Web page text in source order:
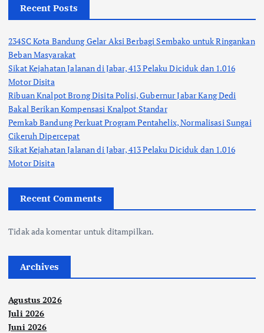
Recent Posts
234SC Kota Bandung Gelar Aksi Berbagi Sembako untuk Ringankan
Beban Masyarakat
Sikat Kejahatan Jalanan di Jabar, 413 Pelaku Diciduk dan 1.016
Motor Disita
Ribuan Knalpot Brong Disita Polisi, Gubernur Jabar Kang Dedi
Bakal Berikan Kompensasi Knalpot Standar
Pemkab Bandung Perkuat Program Pentahelix, Normalisasi Sungai
Cikeruh Dipercepat
Sikat Kejahatan Jalanan di Jabar, 413 Pelaku Diciduk dan 1.016
Motor Disita
Recent Comments
Tidak ada komentar untuk ditampilkan.
Archives
Agustus 2026
Juli 2026
Juni 2026